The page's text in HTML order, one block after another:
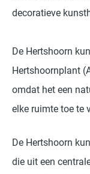
decoratieve
De Hertshoorn
Hertshoornplant
omdat het een
elke ruimte toe te
De Hertshoorn
die uit een